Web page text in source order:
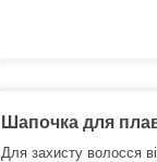
Шапочка для
Для захисту волосся